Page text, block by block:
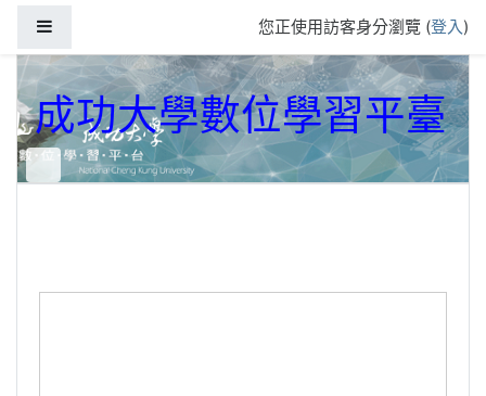
您正使用訪客身分瀏覽 (登入)
成功大學數位學習平臺